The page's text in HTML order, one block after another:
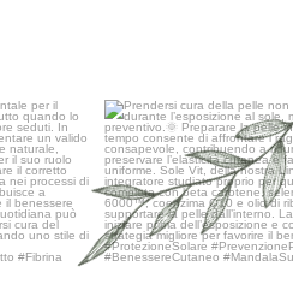
... Prendersi cura della
24